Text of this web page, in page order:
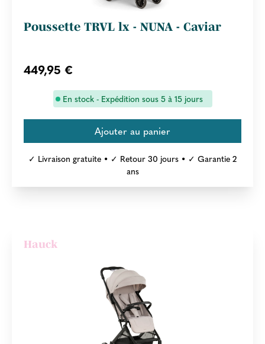
Poussette TRVL lx - NUNA - Caviar
449,95 €
En stock - Expédition sous 5 à 15 jours
✓ Livraison gratuite • ✓ Retour 30 jours • ✓ Garantie 2
ans
Hauck